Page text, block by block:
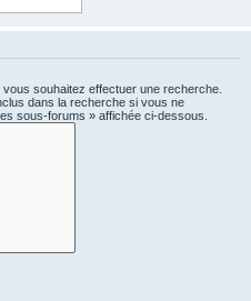
souhaitez effectuer une recherche.
dans la recherche si vous ne
sous-forums » affichée ci-dessous.